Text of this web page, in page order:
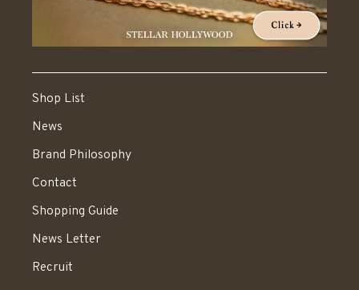
Shop List
News
Brand Philosophy
Contact
Shopping Guide
News Letter
Recruit